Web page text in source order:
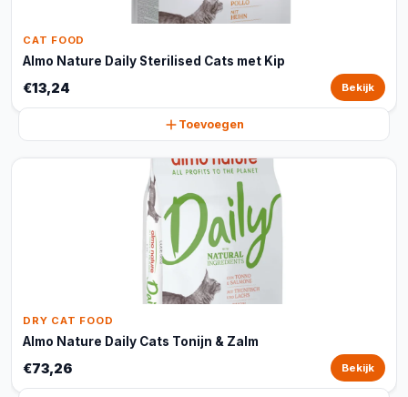
CAT FOOD
Almo Nature Daily Sterilised Cats met Kip
€13,24 Bekijk
Toevoegen
DRY CAT FOOD
Almo Nature Daily Cats Tonijn & Zalm
€73,26 Bekijk